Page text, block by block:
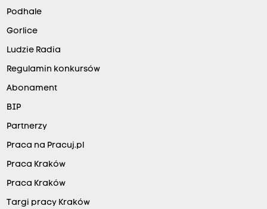
Podhale
Gorlice
Ludzie Radia
Regulamin konkursów
Abonament
BIP
Partnerzy
Praca na Pracuj.pl
Praca Kraków
Praca Kraków
Targi pracy Kraków